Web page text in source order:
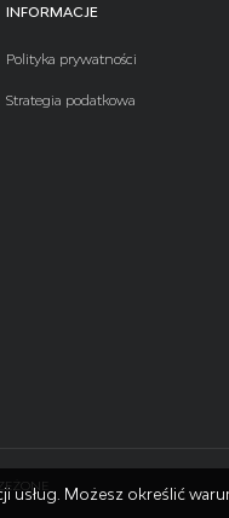
INFORMACJE
Polityka prywatności
Strategia podatkowa
usług. Możesz określić